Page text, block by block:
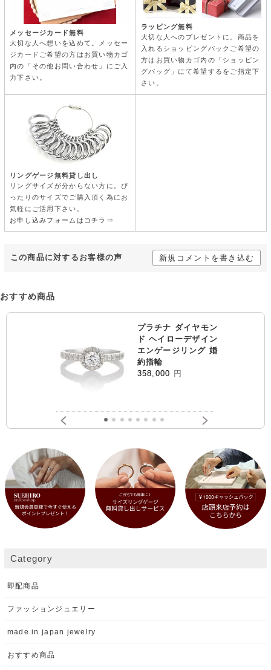
メッセージカード無料
大切な人へ想いを込めて。メッセー
ジカードご希望の方はお買い物カゴ
内の「その他お問い合わせ」にご入
力下さい。
ラッピング無料
大切な人へのプレゼントに。商品を
入れるショッピングバックご希望の
方はお買い物カゴ内の「ショッピン
グバッグ」にて希望するをご指定下
さい。
リングゲージ無料貸し出し
リングサイズが分からない方に。ぴ
ったりのサイズでご購入頂く為にお
気軽にご活用下さい。
お申し込みフォームはコチラ⇒
この商品に対するお客様の声 新規コメントを書き込む
おすすめ商品
プラチナ ダイヤモン
ド ヘイローデザイン
エンゲージリング 婚
約指輪
358,000 円
Category
即配商品
ファッションジュエリー
made in japan jewelry
おすすめ商品